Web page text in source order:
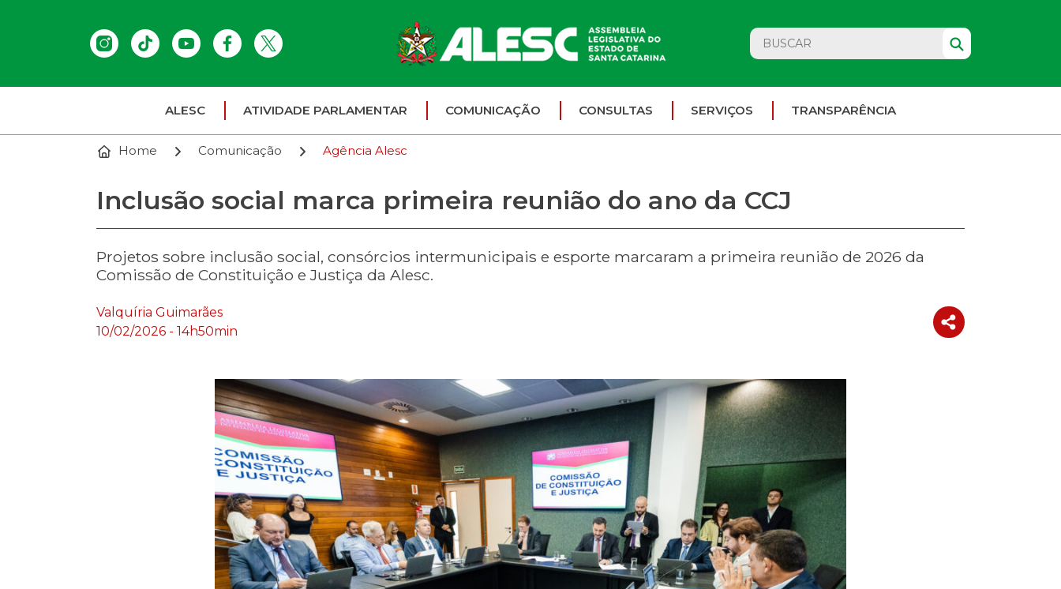
ALESC ATIVIDADE PARLAMENTAR COMUNICAÇÃO CONSULTAS SERVIÇOS TRANSPARÊNCIA
Home Comunicação Agência Alesc
Inclusão social marca primeira reunião do ano da CCJ
Projetos sobre inclusão social, consórcios intermunicipais e esporte marcaram a primeira reunião de 2026 da
Comissão de Constituição e Justiça da Alesc.
Valquíria Guimarães
10/02/2026 - 14h50min